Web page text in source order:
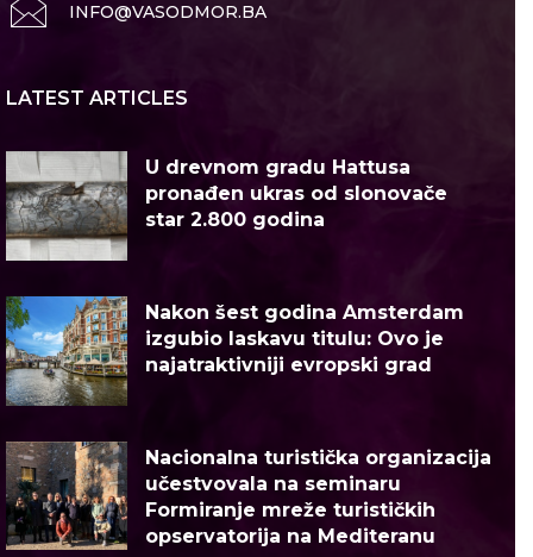
INFO@VASODMOR.BA
LATEST ARTICLES
U drevnom gradu Hattusa
pronađen ukras od slonovače
star 2.800 godina
Nakon šest godina Amsterdam
izgubio laskavu titulu: Ovo je
najatraktivniji evropski grad
Nacionalna turistička organizacija
učestvovala na seminaru
Formiranje mreže turističkih
opservatorija na Mediteranu